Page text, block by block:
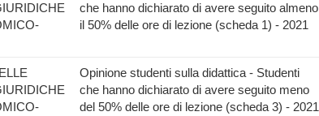
che hanno dichiarato di avere seguito almeno
il 50% delle ore di lezione (scheda 1) - 2021
Opinione studenti sulla didattica - Studenti
che hanno dichiarato di avere seguito meno
del 50% delle ore di lezione (scheda 3) - 2021